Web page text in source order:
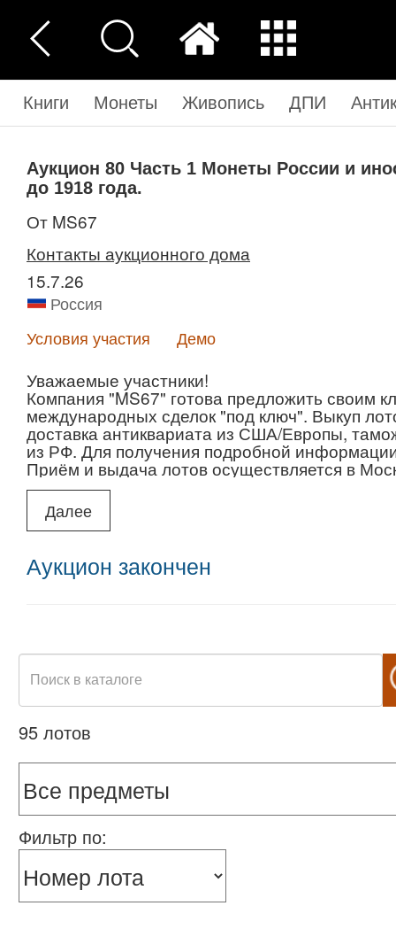
Книги Монеты Живопись ДПИ
Аукцион 80 Часть 1 Монеты России и
до 1918 года.
от MS67
Контакты аукционного дома
15.7.26
Россия
Условия участия
Демо
Уважаемые участники!
Компания "MS67" готова предложить своим
международных сделок "под ключ". Выкуп
доставка антиквариата из США/Европы,
из РФ. Для получения подробной
Приём и выдача лотов осуществляется в
метро Таганская, Марксистская, Площадь
Для дополнительной информации с нами
397-97-30 или по электронной почте
Сайт:www.ms67.ru
Далее
Аукцион закончен
95 лотов
Фильтр по: